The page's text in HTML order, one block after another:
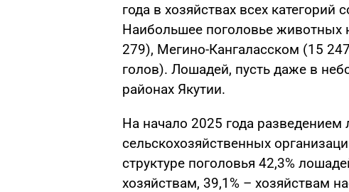
года в хозяйствах всех категорий
Наибольшее поголовье животных
279), Мегино-Кангаласском (15
голов). Лошадей, пусть даже в
районах Якутии.
На начало 2025 года
сельскохозяйственных
структуре поголовья 42,3%
хозяйствам, 39,1% – хозяйствам